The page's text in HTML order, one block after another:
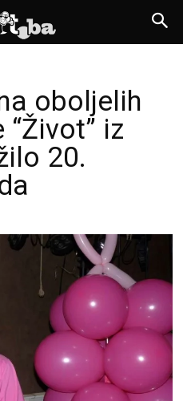
oboljelih
iz
20.